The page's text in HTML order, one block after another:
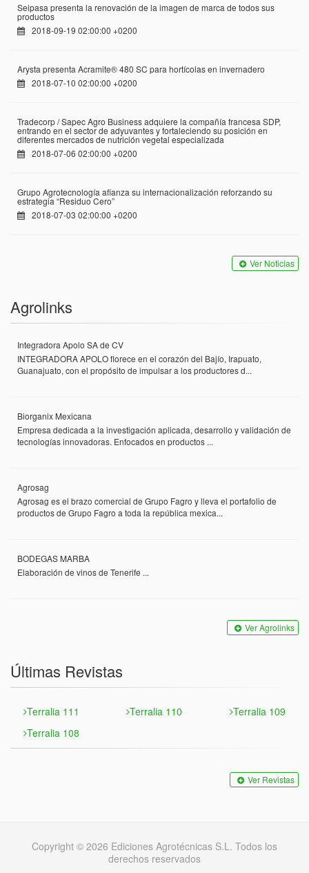
Seipasa presenta la renovación de la imagen de marca de todos sus
productos
2018-09-19 02:00:00 +0200
Arysta presenta Acramite® 480 SC para hortícolas en invernadero
2018-07-10 02:00:00 +0200
Tradecorp / Sapec Agro Business adquiere la compañía francesa SDP,
entrando en el sector de adyuvantes y fortaleciendo su posición en
diferentes mercados de nutrición vegetal especializada
2018-07-06 02:00:00 +0200
Grupo Agrotecnología afianza su internacionalización reforzando su
estrategia “Residuo Cero”
2018-07-03 02:00:00 +0200
Ver Noticias
Agrolinks
Integradora Apolo SA de CV
INTEGRADORA APOLO florece en el corazón del Bajío, Irapuato,
Guanajuato, con el propósito de impulsar a los productores d...
Biorganix Mexicana
Empresa dedicada a la investigación aplicada, desarrollo y validación de
tecnologías innovadoras. Enfocados en productos ...
Agrosag
Agrosag es el brazo comercial de Grupo Fagro y lleva el portafolio de
productos de Grupo Fagro a toda la república mexica...
BODEGAS MARBA
Elaboración de vinos de Tenerife ...
Ver Agrolinks
Últimas Revistas
Terralia 111 Terralia 110
Terralia 109
Terralia 108
Ver Revistas
Copyright © 2026 Ediciones Agrotécnicas S.L. Todos los
derechos reservados